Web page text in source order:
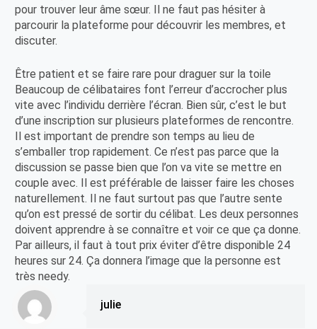
pour trouver leur âme sœur. Il ne faut pas hésiter à
parcourir la plateforme pour découvrir les membres, et
discuter.
Être patient et se faire rare pour draguer sur la toile
Beaucoup de célibataires font l’erreur d’accrocher plus
vite avec l’individu derrière l’écran. Bien sûr, c’est le but
d’une inscription sur plusieurs plateformes de rencontre.
Il est important de prendre son temps au lieu de
s’emballer trop rapidement. Ce n’est pas parce que la
discussion se passe bien que l’on va vite se mettre en
couple avec. Il est préférable de laisser faire les choses
naturellement. Il ne faut surtout pas que l’autre sente
qu’on est pressé de sortir du célibat. Les deux personnes
doivent apprendre à se connaître et voir ce que ça donne.
Par ailleurs, il faut à tout prix éviter d’être disponible 24
heures sur 24. Ça donnera l’image que la personne est
très needy.
julie